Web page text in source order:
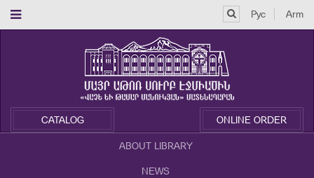
Рус Arm
CATALOG ONLINE ORDER
ABOUT LIBRARY
NEWS